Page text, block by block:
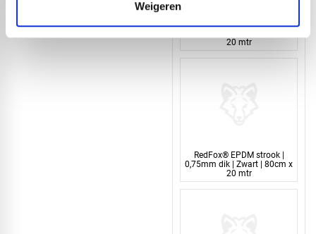
Weigeren
RedFox® EPDM strook |
20 mtr
RedFox® EPDM strook |
0,75mm dik | Zwart | 80cm x
20 mtr